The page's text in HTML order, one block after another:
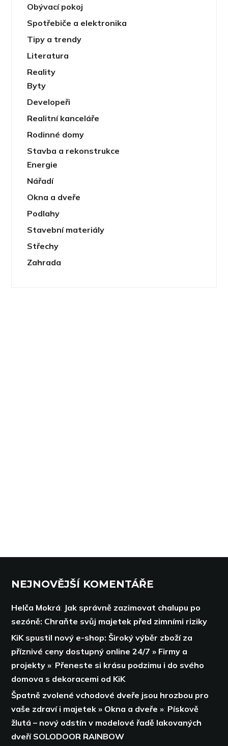
Obývací pokoj
Spotřebiče a elektronika
Tipy a trendy
Literatura
Reality
Byty
Developeři
Realitní kanceláře
Rodinné domy
Stavba a rekonstrukce
Energie
Nářadí
Okna a dveře
Podlahy
Stavební materiály
Střechy
Zahrada
NEJNOVĚJŠÍ KOMENTÁŘE
Helča Mokrá: Jak správně zazimovat chalupu po
sezóně: Chraňte svůj majetek před zimními riziky
KiK spustil nový e-shop: Široký výběr zboží za
příznivé ceny dostupný online 24/7 » Firmy a
projekty »: Přeneste si krásu podzimu i do svého
domova s dekoracemi od KiK
Špatně zvolené vchodové dveře jsou hrozbou pro
vaše zdraví i majetek » Okna a dveře »: Pískově
žlutá – nový odstín v modelové řadě lakovaných
dveří SOLODOOR RAINBOW